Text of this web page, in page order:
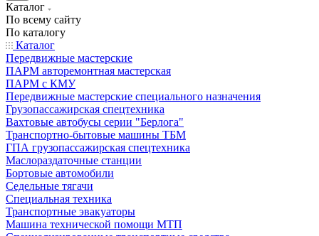
Каталог
По всему сайту
По каталогу
Каталог
Передвижные мастерские
ПАРМ авторемонтная мастерская
ПАРМ с КМУ
Передвижные мастерские специального назначения
Грузопассажирская спецтехника
Вахтовые автобусы серии "Берлога"
Транспортно-бытовые машины ТБМ
ГПА грузопассажирская спецтехника
Маслораздаточные станции
Бортовые автомобили
Седельные тягачи
Специальная техника
Транспортные эвакуаторы
Машина технической помощи МТП